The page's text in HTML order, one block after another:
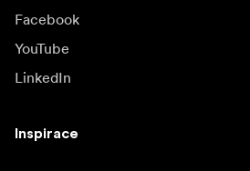
Facebook
YouTube
LinkedIn
Inspirace